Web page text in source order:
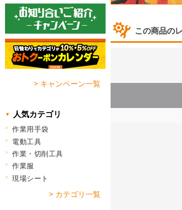
この商品の
> キャンペーン一覧
人気カテゴリ
作業用手袋
電動工具
作業・切削工具
作業服
現場シート
> カテゴリ一覧